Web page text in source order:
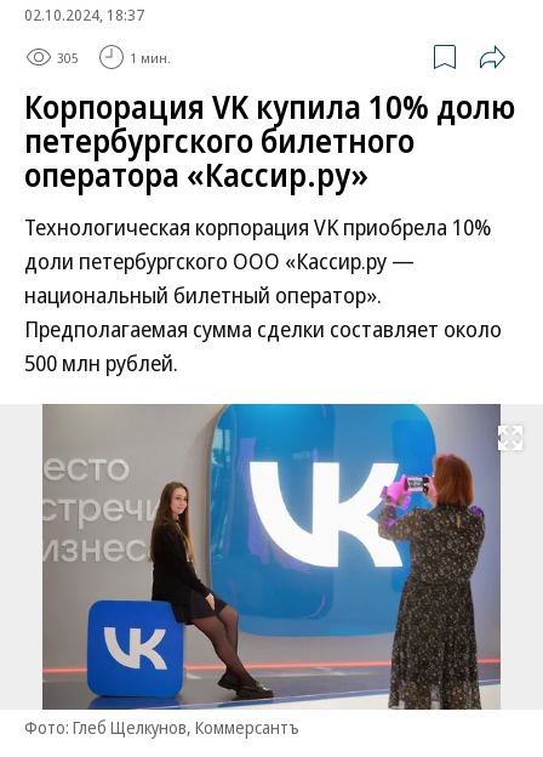
02.10.2024, 18:37
305 1 мин.
Корпорация VK купила 10% долю
петербургского билетного
оператора «Кассир.ру»
Технологическая корпорация VK приобрела 10%
доли петербургского ООО «Кассир.ру —
национальный билетный оператор».
Предполагаемая сумма сделки составляет около
500 млн рублей.
Развернуть
Фото: Глеб Щелкунов, Коммерсантъ